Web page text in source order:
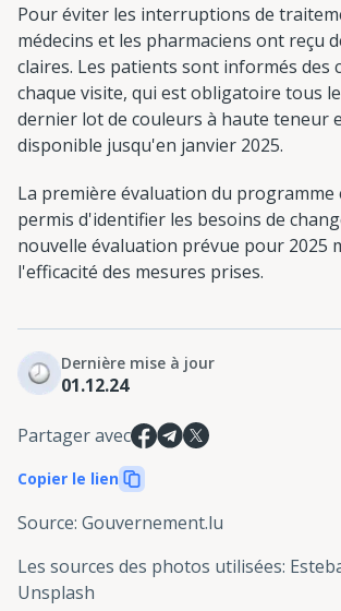
Pour éviter les interruptions de
médecins et les pharmaciens ont reçu
claires. Les patients sont informés des
chaque visite, qui est obligatoire tous
dernier lot de couleurs à haute teneur
disponible jusqu'en janvier 2025.
La première évaluation du programme
permis d'identifier les besoins de
nouvelle évaluation prévue pour 2025
l'efficacité des mesures prises.
Dernière mise à jour
01.12.24
Partager avec
Copier le lien
Source: Gouvernement.lu
Les sources des photos utilisées:
Unsplash